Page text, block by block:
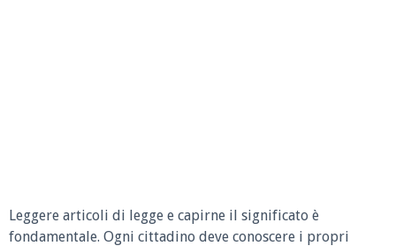
Leggere articoli di legge e capirne il significato è
fondamentale. Ogni cittadino deve conoscere i propri